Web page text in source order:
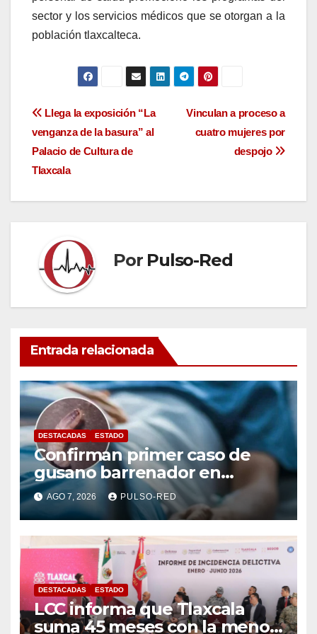
sector y los servicios médicos que se otorgan a la
población tlaxcalteca.
Navegación
de
entradas
Vinculan a proceso a
cuatro mujeres por
despojo
Llega la exposición “La
venganza de la basura” al
Palacio de Cultura de
Tlaxcala
Por Pulso-Red
Entrada relacionada
DESTACADAS ESTADO
Confirman primer caso de
gusano barrenador en
humano en Tlaxcala
AGO 7, 2026 PULSO-RED
DESTACADAS ESTADO
LCC informa que Tlaxcala
suma 45 meses con la menor